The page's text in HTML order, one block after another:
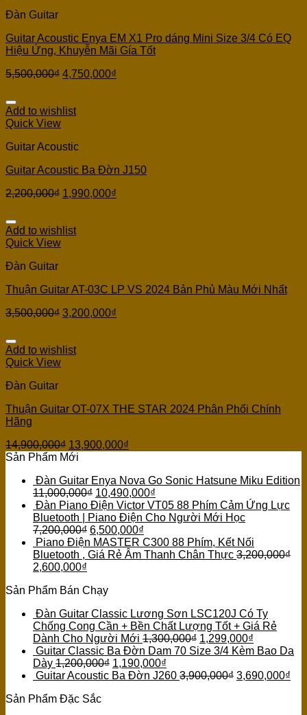
Đàn Guitar
Guitar Acoustic Enya EM X1 Pro dáng Mini Size 3/4 Có EQ
Hiệu Ứng, Khuyễn Mãi Gía Tốt
5,500,000₫ 4,750,000₫
Add to wishlist
Quick View
Guitar Acoustic
Guitar Acoustic Ba Đờn J150
2,200,000₫ 1,990,000₫
Add to wishlist
Quick View
Đàn Guitar
Thuận Guitar AT-03C LP VS 2024 Bản Phủ Màu Mới Nhất
3,500,000₫ 3,200,000₫
Add to wishlist
Quick View
Đàn Guitar
Thuận Guitar OT-07X THE STAR 2024 Phân Phối Chính
Hãng
14,900,000₫ 13,900,000₫
Sản Phẩm Mới
Đàn Guitar Enya Nova Go Sonic Hatsune Miku Edition
11,000,000₫ 10,490,000₫
Đàn Piano Điện Victor VT05 88 Phím Cảm Ứng Lực
Bluetooth | Piano Điện Cho Người Mới Học
7,200,000₫ 6,500,000₫
Piano Điện MASTER C300 88 Phím, Kết Nối
Bluetooth , Giá Rẻ Âm Thanh Chân Thực 3,200,000₫
2,600,000₫
Sản Phẩm Bán Chạy
Đàn Guitar Classic Lương Sơn LSC120J Có Ty
Chống Cong Cần + Bền Chất Lượng Tốt + Giá Rẻ
Dành Cho Người Mới 1,300,000₫ 1,299,000₫
Guitar Classic Ba Đờn Dam 70 Size 3/4 Kèm Bao Da
Dày 1,200,000₫ 1,190,000₫
Guitar Acoustic Ba Đờn J260 3,900,000₫ 3,690,000₫
Sản Phẩm Đặc Sắc